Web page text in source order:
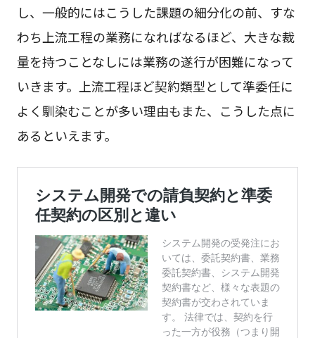
し、一般的にはこうした課題の細分化の前、すな
わち上流工程の業務になればなるほど、大きな裁
量を持つことなしには業務の遂行が困難になって
いきます。上流工程ほど契約類型として準委任に
よく馴染むことが多い理由もまた、こうした点に
あるといえます。